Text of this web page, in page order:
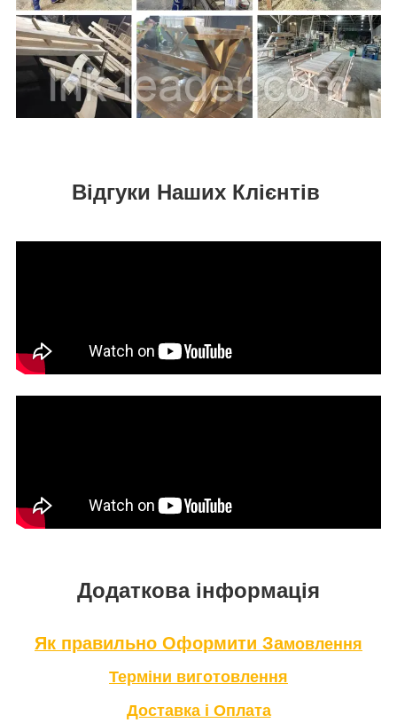
Відгуки Наших Клієнтів
Додаткова інформація
Як правильно Оформити Замовлення
Терміни виготовлення
Доставка і Оплата